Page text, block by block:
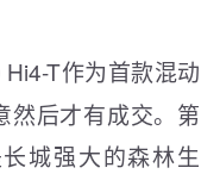
T作为首款混动
然后才有成交。第
城强大的森林生